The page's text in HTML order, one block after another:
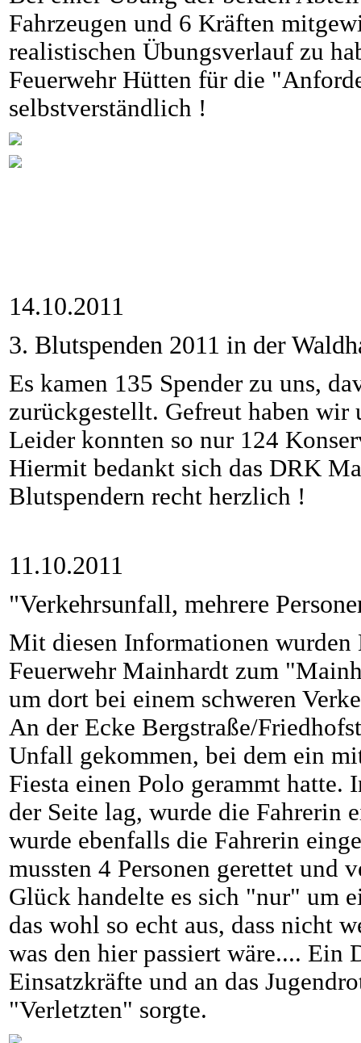
Fahrzeugen und 6 Kräften
realistischen Übungsverlauf zu
Feuerwehr Hütten für die
selbstverständlich !
14.10.2011
3. Blutspenden 2011 in der
Es kamen 135 Spender zu uns,
zurückgestellt. Gefreut haben wir
Leider konnten so nur 124
Hiermit bedankt sich das DRK
Blutspendern recht herzlich !
11.10.2011
"Verkehrsunfall, mehrere
Mit diesen Informationen
Feuerwehr Mainhardt zum
um dort bei einem schweren
An der Ecke Bergstraße/
Unfall gekommen, bei dem ein
Fiesta einen Polo gerammt hatte.
der Seite lag, wurde die Fahrerin
wurde ebenfalls die Fahrerin
mussten 4 Personen gerettet und
Glück handelte es sich "nur" um
das wohl so echt aus, dass nicht
was den hier passiert wäre.... Ein
Einsatzkräfte und an das
"Verletzten" sorgte.